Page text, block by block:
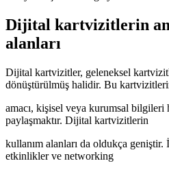
Dijital kartvizitlerin
alanları
Dijital kartvizitler, geleneksel
dönüştürülmüş halidir. Bu
amacı, kişisel veya kurumsal bilgileri
paylaşmaktır. Dijital kartvizitlerin
kullanım alanları da oldukça geniştir.
etkinlikler ve networking